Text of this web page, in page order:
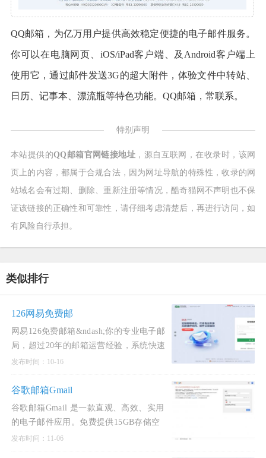
QQ邮箱，为亿万用户提供高效稳定便捷的电子邮件服务。
你可以在电脑网页、iOS/iPad客户端、及Android客户端上
使用它，通过邮件发送3G的超大附件，体验文件中转站、
日历、记事本、漂流瓶等特色功能。QQ邮箱，常联系。
特别声明
本站提供的QQ邮箱官网链接地址 ，源自互联网，在收录时，该网
页上的内容，都属于合规合法，因为网址导航的特殊性，收录的网
站域名会有过期、删除、重新注册等情况，酷奇猫网不声明也不保
证该链接的正确性和可靠性，请仔细考虑清楚后，再进行访问，如
有风险自行承担。
类似排行
126网易免费邮
网易126免费邮箱&ndash;你的专业电子邮
局，超过20年的邮箱运营经验，系统快速
稳定安全，支持超大附件和网盘服务。网
邮件，支持所
发布时间：10-16
谷歌邮箱Gmail
谷歌邮箱Gmail 是一款直观、高效、实用
的电子邮件应用。免费提供15GB存储空
间,垃圾邮件更少,而且支持移动访问。国
发布时间：11-06